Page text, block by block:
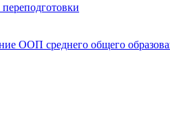
ООП среднего общего